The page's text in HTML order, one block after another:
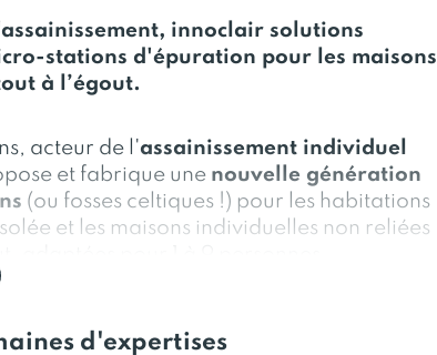
innoclair solutions
stations d'épuration pour les maisons
à l’égout.
acteur de l'assainissement individuel
et fabrique une nouvelle génération
(ou fosses celtiques !) pour les habitations
et les maisons individuelles non reliées
adaptées pour 1 à 9 personnes.
pensées et conçues pour répondre aux
d'expertises